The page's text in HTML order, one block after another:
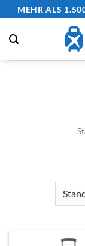
Zum
springen
MEHR ALS